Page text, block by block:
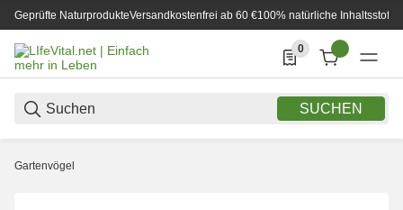
Geprüfte NaturprodukteVersandkostenfrei ab 60 €100% natürliche Inhaltsstoffe
SUCHEN
0
0 Produkte in der
Gartenvögel